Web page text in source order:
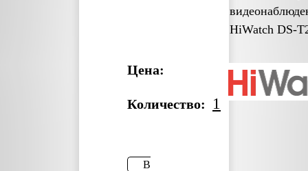
HiWatch DS-
Цена:
Количество: 1
В